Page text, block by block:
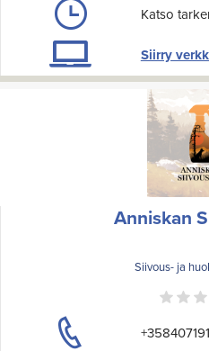
Katso
Siirry
Anniskan
Siivous- ja